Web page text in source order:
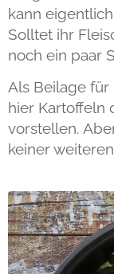
kann
Solltet ihr
noch ein paar
Als Beilage
hier Kartoffeln
vorstellen.
keiner